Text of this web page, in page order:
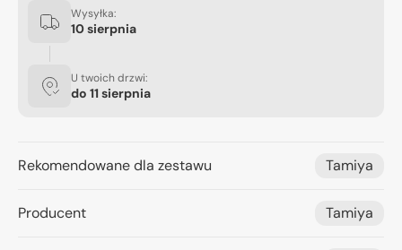
Wysyłka:
10 sierpnia
U twoich drzwi:
do 11 sierpnia
Rekomendowane dla zestawu Tamiya
Producent Tamiya